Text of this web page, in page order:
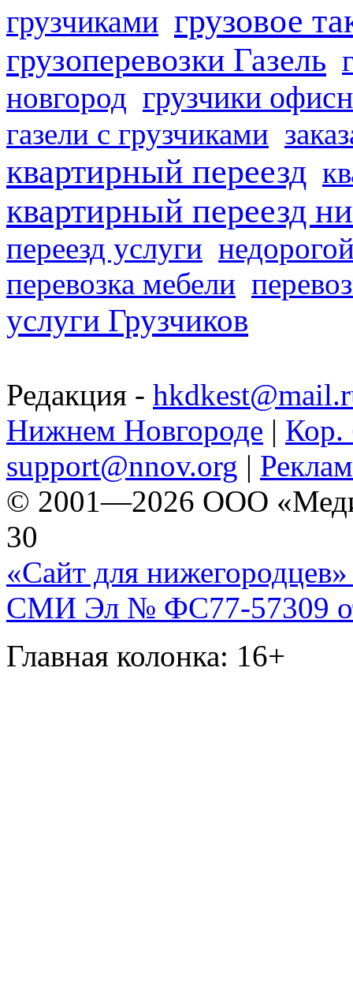
грузчиками грузовое
грузоперевозки Газель
новгород грузчики
газели с грузчиками
квартирный переезд
квартирный переезд
переезд услуги
перевозка мебели
услуги Грузчиков
Редакция -
Нижнем Новгороде | Кор.
support@nnov.org |
© 2001—2026 ООО
30
«Сайт для нижегородцев»
СМИ Эл № ФС77-57309
Главная колонка: 16+